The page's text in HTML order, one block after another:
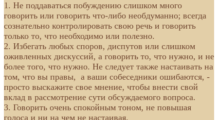
1. Не поддаваться побуждению слишком много
говорить или говорить что-либо необдуманно; всегда
сознательно контролировать свою речь и говорить
только то, что необходимо или полезно.
2. Избегать любых споров, диспутов или слишком
оживленных дискуссий, а говорить то, что нужно, и не
более того, что нужно. Не следует также настаивать на
том, что вы правы, а ваши собеседники ошибаются, -
просто выскажите свое мнение, чтобы внести свой
вклад в рассмотрение сути обсуждаемого вопроса.
3. Говорить очень спокойным тоном, не повышая
голоса и ни на чем не настаивая.